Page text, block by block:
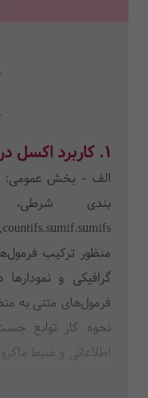
1. کاربرد اکسل در حسابداری
الف - بخش عمومی:
بندی
فرمول‌های متنی به
نحوه کار توابع